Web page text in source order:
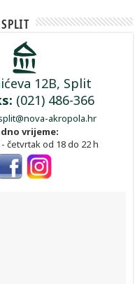
12B, Split
(021) 486-366
akropola.hr
vrijeme:
četvrtak od 18 do 22 h